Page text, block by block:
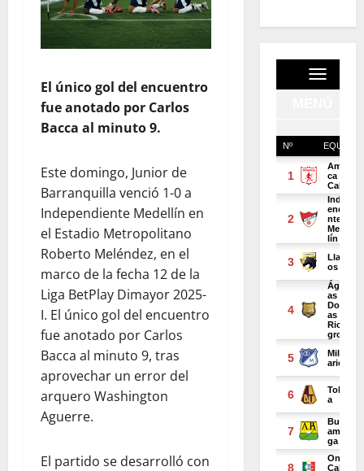
El único gol del encuentro
fue anotado por Carlos
Bacca al minuto 9.
Este domingo, Junior de
Barranquilla venció 1-0 a
Independiente Medellín en
el Estadio Metropolitano
Roberto Meléndez, en el
marco de la fecha 12 de la
Liga BetPlay Dimayor 2025-
I. El único gol del encuentro
fue anotado por Carlos
Bacca al minuto 9, tras
aprovechar un error del
arquero Washington
Aguerre.
El partido se desarrolló con